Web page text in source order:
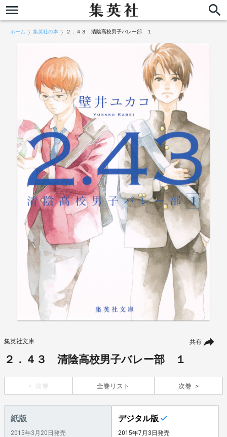
ホーム 集英社の本 ２．４３ 清陰高校男子バレー部 １
共有
集英社文庫
２．４３ 清陰高校男子バレー部 １
前巻 全巻リスト 次巻
紙版
2015年3月20日発売
デジタル版
2015年7月3日発売